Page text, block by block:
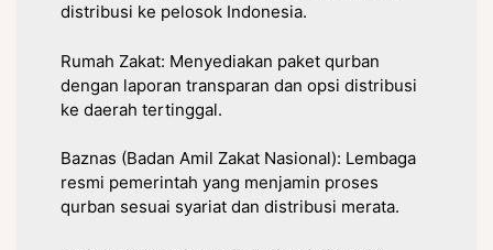
distribusi ke pelosok Indonesia.
Rumah Zakat: Menyediakan paket qurban
dengan laporan transparan dan opsi distribusi
ke daerah tertinggal.
Baznas (Badan Amil Zakat Nasional): Lembaga
resmi pemerintah yang menjamin proses
qurban sesuai syariat dan distribusi merata.